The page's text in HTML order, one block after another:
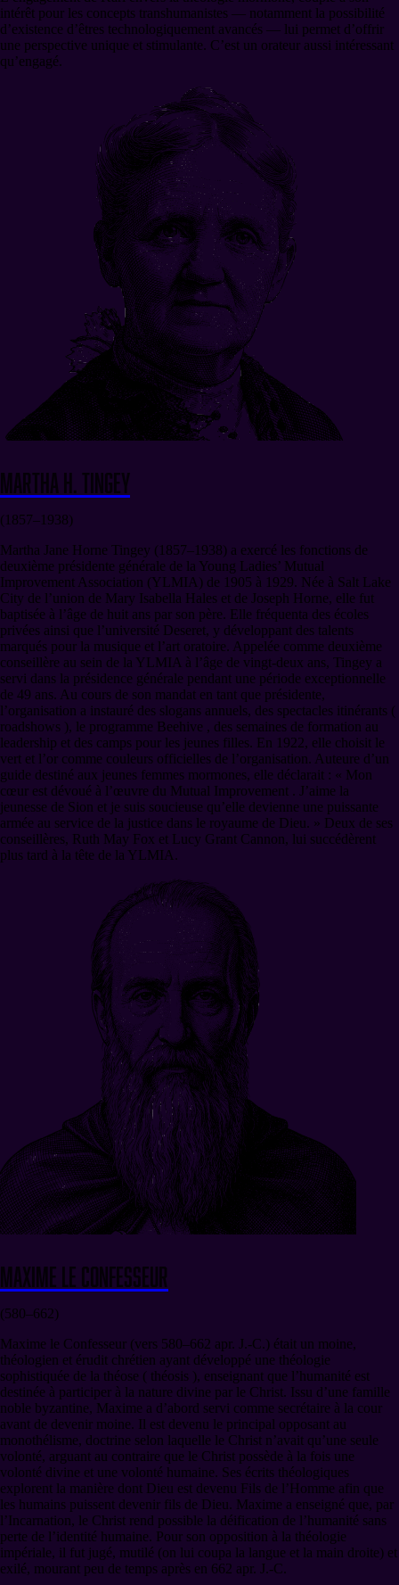
intérêt pour les concepts transhumanistes — notamment la possibilité
d’existence d’êtres technologiquement avancés — lui permet d’offrir
une perspective unique et stimulante. C’est un orateur aussi intéressant
qu’engagé.
Martha H. Tingey
(1857–1938)
Martha Jane Horne Tingey (1857–1938) a exercé les fonctions de
deuxième présidente générale de la Young Ladies’ Mutual
Improvement Association (YLMIA) de 1905 à 1929. Née à Salt Lake
City de l’union de Mary Isabella Hales et de Joseph Horne, elle fut
baptisée à l’âge de huit ans par son père. Elle fréquenta des écoles
privées ainsi que l’université Deseret, y développant des talents
marqués pour la musique et l’art oratoire. Appelée comme deuxième
conseillère au sein de la YLMIA à l’âge de vingt-deux ans, Tingey a
servi dans la présidence générale pendant une période exceptionnelle
de 49 ans. Au cours de son mandat en tant que présidente,
l’organisation a instauré des slogans annuels, des spectacles itinérants (
roadshows ), le programme Beehive , des semaines de formation au
leadership et des camps pour les jeunes filles. En 1922, elle choisit le
vert et l’or comme couleurs officielles de l’organisation. Auteure d’un
guide destiné aux jeunes femmes mormones, elle déclarait : « Mon
cœur est dévoué à l’œuvre du Mutual Improvement . J’aime la
jeunesse de Sion et je suis soucieuse qu’elle devienne une puissante
armée au service de la justice dans le royaume de Dieu. » Deux de ses
conseillères, Ruth May Fox et Lucy Grant Cannon, lui succédèrent
plus tard à la tête de la YLMIA.
Maxime le Confesseur
(580–662)
Maxime le Confesseur (vers 580–662 apr. J.-C.) était un moine,
théologien et érudit chrétien ayant développé une théologie
sophistiquée de la théose ( théosis ), enseignant que l’humanité est
destinée à participer à la nature divine par le Christ. Issu d’une famille
noble byzantine, Maxime a d’abord servi comme secrétaire à la cour
avant de devenir moine. Il est devenu le principal opposant au
monothélisme, doctrine selon laquelle le Christ n’avait qu’une seule
volonté, arguant au contraire que le Christ possède à la fois une
volonté divine et une volonté humaine. Ses écrits théologiques
explorent la manière dont Dieu est devenu Fils de l’Homme afin que
les humains puissent devenir fils de Dieu. Maxime a enseigné que, par
l’Incarnation, le Christ rend possible la déification de l’humanité sans
perte de l’identité humaine. Pour son opposition à la théologie
impériale, il fut jugé, mutilé (on lui coupa la langue et la main droite) et
exilé, mourant peu de temps après en 662 apr. J.-C.